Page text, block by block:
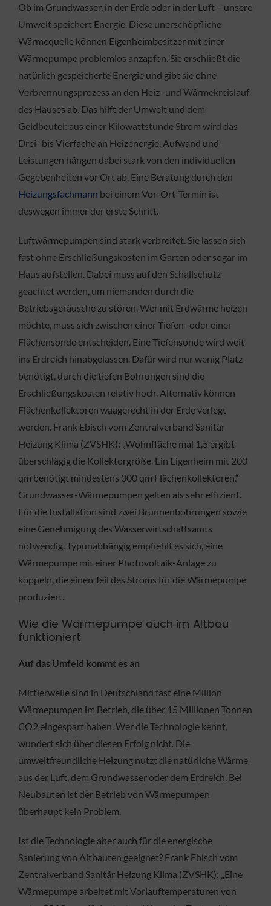
Ob im Grundwasser, in der Erde oder in der Luft – unsere
Umwelt speichert Energie. Diese unerschöpfliche
Wärmequelle können Eigenheimbesitzer mit einer
Wärmepumpe problemlos anzapfen. Sie erschließt die
natürlich gespeicherte Energie und gibt sie ohne
Verbrennungsprozess an den Heiz- und Wärmekreislauf
des Hauses ab. Das hilft der Umwelt und dem
Geldbeutel: aus einer Kilowattstunde Strom wird das
Drei- bis Vierfache an Heizenergie. Aufwand und
Leistungen hängen dabei stark von den individuellen
Gegebenheiten vor Ort ab. Eine Beratung durch den
Heizungsfachmann bei einem Vor-Ort-Termin ist
deswegen immer der erste Schritt.
Luftwärmepumpen sind stark verbreitet. Sie lassen sich
fast ohne Erschließungskosten im Garten oder sogar im
Haus aufstellen. Dabei muss auf den Schallschutz
geachtet werden, um niemanden durch die
Betriebsgeräusche zu stören. Wer mit Erdwärme heizen
möchte, muss sich zwischen einer Tiefen- oder einer
Flächensonde entscheiden. Eine Tiefensonde wird weit
ins Erdreich hinabgelassen. Dafür wird nur wenig Platz
benötigt, durch die tiefen Bohrungen sind die
Erschließungskosten relativ hoch. Alternativ können
Flächenkollektoren waagerecht in der Erde verlegt
werden. Frank Ebisch vom Zentralverband Sanitär
Heizung Klima (ZVSHK): „Wohnfläche mal 1,5 ergibt
überschlägig die Kollektorgröße. Ein Eigenheim mit 200
qm benötigt mindestens 300 qm Flächenkollektoren.“
Grundwasser-Wärmepumpen gelten als sehr effizient.
Für die Installation sind zwei Brunnenbohrungen sowie
eine Genehmigung des Wasserwirtschaftsamts
notwendig. Typunabhängig empfiehlt es sich, eine
Wärmepumpe mit einer Photovoltaik-Anlage zu
koppeln, die einen Teil des Stroms für die Wärmepumpe
produziert.
Wie die Wärmepumpe auch im Altbau
funktioniert
Auf das Umfeld kommt es an
Mittlerweile sind in Deutschland fast eine Million
Wärmepumpen im Betrieb, die über 15 Millionen Tonnen
CO2 eingespart haben. Wer die Technologie kennt,
wundert sich über diesen Erfolg nicht. Die
umweltfreundliche Heizung nutzt die natürliche Wärme
aus der Luft, dem Grundwasser oder dem Erdreich. Bei
Neubauten ist der Betrieb von Wärmepumpen
überhaupt kein Problem.
Ist die Technologie aber auch für die energische
Sanierung von Altbauten geeignet? Frank Ebisch vom
Zentralverband Sanitär Heizung Klima (ZVSHK): „Eine
Wärmepumpe arbeitet mit Vorlauftemperaturen von